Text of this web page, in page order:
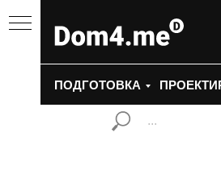
ПОДГОТОВКА